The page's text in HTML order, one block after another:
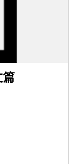
篇